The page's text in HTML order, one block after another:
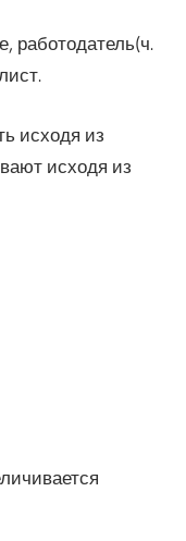
работодатель(ч.
исходя из
исходя из